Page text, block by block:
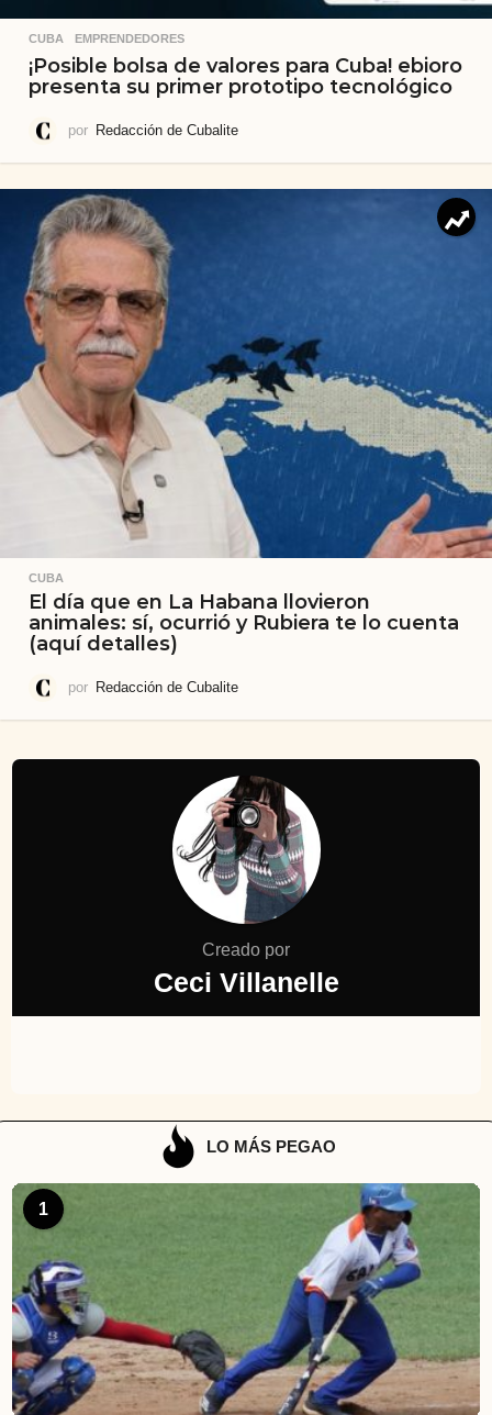
CUBA ,EMPRENDEDORES
¡Posible bolsa de valores para Cuba! ebioro
presenta su primer prototipo tecnológico
por Redacción de Cubalite
CUBA
El día que en La Habana llovieron
animales: sí, ocurrió y Rubiera te lo cuenta
(aquí detalles)
por Redacción de Cubalite
Creado por
Ceci Villanelle
LO MÁS PEGAO
1